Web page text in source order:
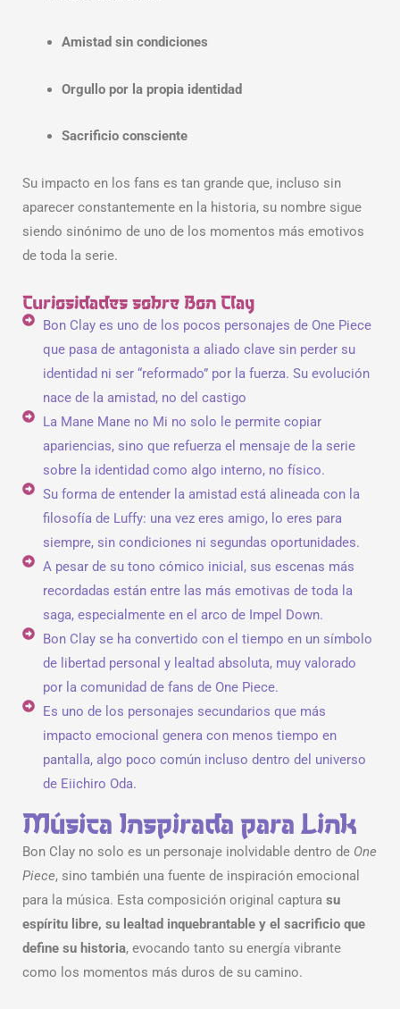
Amistad sin condiciones
Orgullo por la propia identidad
Sacrificio consciente
Su impacto en los fans es tan grande que, incluso sin
aparecer constantemente en la historia, su nombre sigue
siendo sinónimo de uno de los momentos más emotivos
de toda la serie.
Curiosidades sobre Bon Clay
Bon Clay es uno de los pocos personajes de One Piece
que pasa de antagonista a aliado clave sin perder su
identidad ni ser “reformado” por la fuerza. Su evolución
nace de la amistad, no del castigo
La Mane Mane no Mi no solo le permite copiar
apariencias, sino que refuerza el mensaje de la serie
sobre la identidad como algo interno, no físico.
Su forma de entender la amistad está alineada con la
filosofía de Luffy: una vez eres amigo, lo eres para
siempre, sin condiciones ni segundas oportunidades.
A pesar de su tono cómico inicial, sus escenas más
recordadas están entre las más emotivas de toda la
saga, especialmente en el arco de Impel Down.
Bon Clay se ha convertido con el tiempo en un símbolo
de libertad personal y lealtad absoluta, muy valorado
por la comunidad de fans de One Piece.
Es uno de los personajes secundarios que más
impacto emocional genera con menos tiempo en
pantalla, algo poco común incluso dentro del universo
de Eiichiro Oda.
Música Inspirada para Link
Bon Clay no solo es un personaje inolvidable dentro de One
Piece, sino también una fuente de inspiración emocional
para la música. Esta composición original captura su
espíritu libre, su lealtad inquebrantable y el sacrificio que
define su historia, evocando tanto su energía vibrante
como los momentos más duros de su camino.